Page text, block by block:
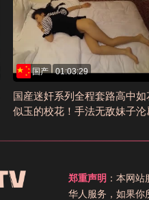
国产 01:03:29
国産迷奸系列全程套路高中如
似玉的校花！手法无敌妹子沦
郑重声明 ：本网
华人服务，如果你